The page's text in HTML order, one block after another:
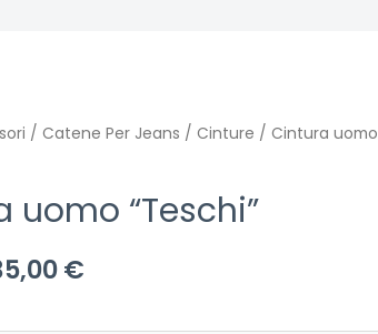
/ Catene Per Jeans / Cinture / Cintura uomo
uomo “Teschi”
€